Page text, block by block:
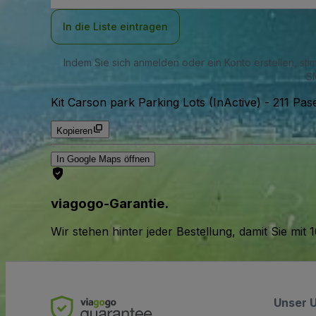
In die Liste eintragen
Indem Sie sich anmelden oder ein Konto erstellen,
Kit Carson park Parking Lots (InActive) - 211
Kopieren
In Google Maps öffnen
viagogo-Garantie.
Wir stehen hinter jeder Bestellung, damit Sie
Unser